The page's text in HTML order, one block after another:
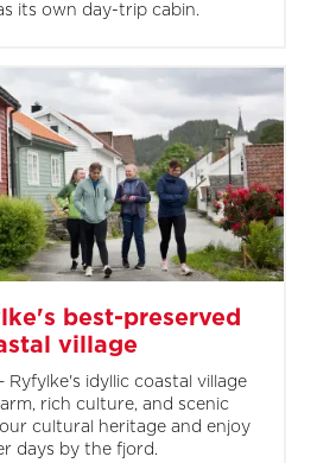
its own day-trip cabin.
best-preserved
village
Ryfylke's idyllic coastal village
rich culture, and scenic
cultural heritage and enjoy
days by the fjord.